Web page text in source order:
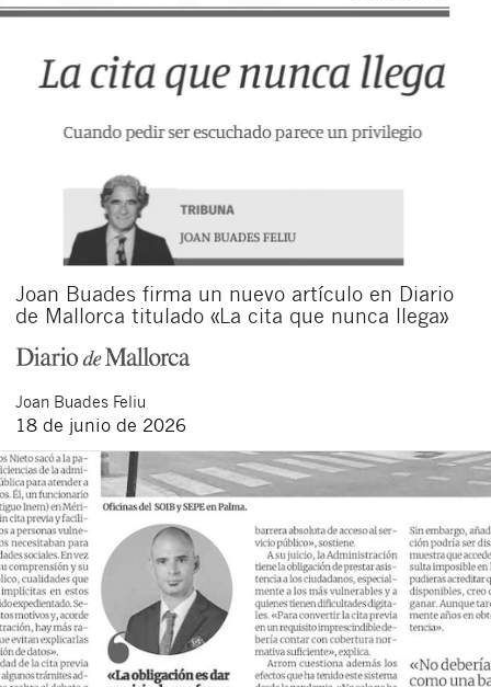
Joan Buades firma un nuevo artículo en Diario
de Mallorca titulado «La cita que nunca llega»
Joan Buades Feliu
18 de junio de 2026